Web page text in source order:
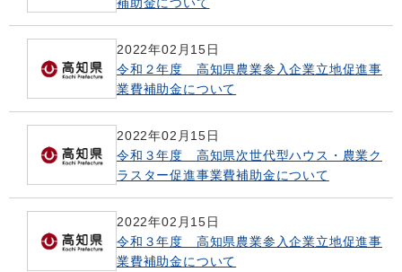
2022年02月15日
令和２年度 高知県農業参入企業立地促進事
業費補助金について
2022年02月15日
令和３年度 高知県次世代型ハウス・農業ク
ラスター促進事業費補助金について
2022年02月15日
令和３年度 高知県農業参入企業立地促進事
業費補助金について